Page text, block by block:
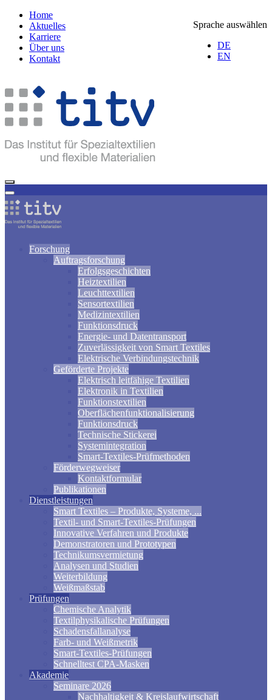
Sprache auswählen
DE
EN
Home
Aktuelles
Karriere
Über uns
Kontakt
Forschung
Auftragsforschung
Erfolgsgeschichten
Heiztextilien
Leuchttextilien
Sensortextilien
Medizintextilien
Funktionsdruck
Energie- und Datentransport
Zuverlässigkeit von Smart Textiles
Elektrische Verbindungstechnik
Geförderte Projekte
Elektrisch leitfähige Textilien
Elektronik in Textilien
Funktionstextilien
Oberflächenfunktionalisierung
Funktionsdruck
Technische Stickerei
Systemintegration
Smart-Textiles-Prüfmethoden
Förderwegweiser
Kontaktformular
Publikationen
Dienstleistungen
Smart Textiles – Produkte, Systeme, ...
Textil- und Smart-Textiles-Prüfungen
Innovative Verfahren und Produkte
Demonstratoren und Prototypen
Technikumsvermietung
Analysen und Studien
Weiterbildung
Weißmaßstab
Prüfungen
Chemische Analytik
Textilphysikalische Prüfungen
Schadensfallanalyse
Farb- und Weißmetrik
Smart-Textiles-Prüfungen
Schnelltest CPA-Masken
Akademie
Seminare 2026
Nachhaltigkeit & Kreislaufwirtschaft